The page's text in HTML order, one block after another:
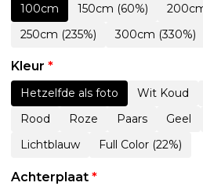
100cm 150cm (60%)
250cm (235%)
300cm (330%)
Kleur *
Hetzelfde als foto Wit Koud
Rood
Roze Paars Geel
Lichtblauw
Full Color (22%)
Achterplaat *